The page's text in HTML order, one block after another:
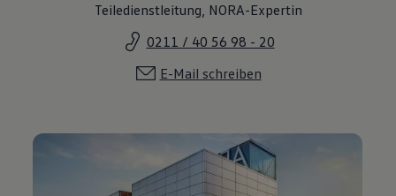
Teiledienstleitung, NORA-Expertin
0211 / 40 56 98 - 20
E-Mail schreiben